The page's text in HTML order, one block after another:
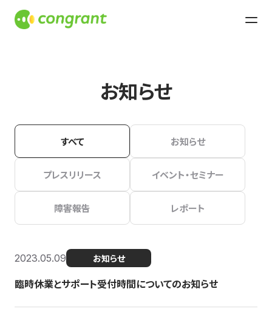
お知らせ
すべて お知らせ
プレスリリース イベント・セミナー
障害報告 レポート
2023.05.09 お知らせ
臨時休業とサポート受付時間についてのお知らせ